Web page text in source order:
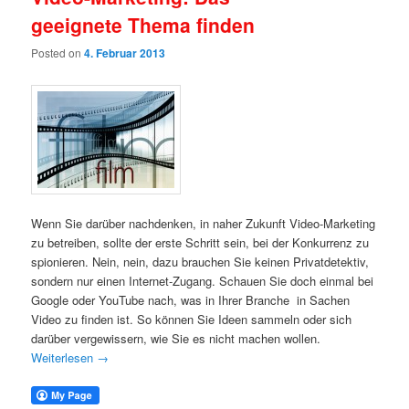
geeignete Thema finden
Posted on4. Februar 2013
Wenn Sie darüber nachdenken, in naher Zukunft Video-Marketing
zu betreiben, sollte der erste Schritt sein, bei der Konkurrenz zu
spionieren. Nein, nein, dazu brauchen Sie keinen Privatdetektiv,
sondern nur einen Internet-Zugang. Schauen Sie doch einmal bei
Google oder YouTube nach, was in Ihrer Branche in Sachen
Video zu finden ist. So können Sie Ideen sammeln oder sich
darüber vergewissern, wie Sie es nicht machen wollen.
Weiterlesen →